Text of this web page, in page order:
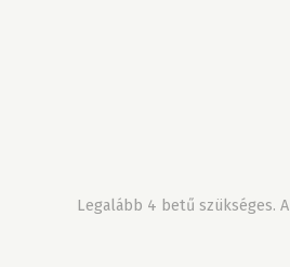
Legalább 4 betű szükséges.